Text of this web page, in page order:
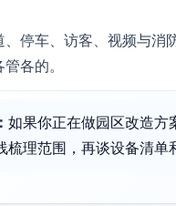
、停车、访客、视频与消
各的。
如果你正在做园区改造方
梳理范围，再谈设备清单